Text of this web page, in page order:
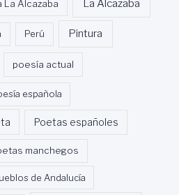
La Alcazaba La Alcazaba
Perú Pintura
poesía actual
española
Poetas españoles
manchegos
de Andalucía